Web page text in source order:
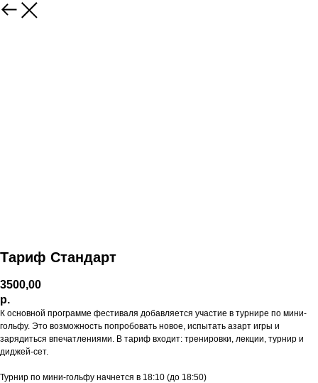
Тариф Стандарт
3500,00
р.
К основной программе фестиваля добавляется участие в турнире по мини-
гольфу. Это возможность попробовать новое, испытать азарт игры и
зарядиться впечатлениями. В тариф входит: тренировки, лекции, турнир и
диджей-сет.
Турнир по мини-гольфу начнется в 18:10 (до 18:50)